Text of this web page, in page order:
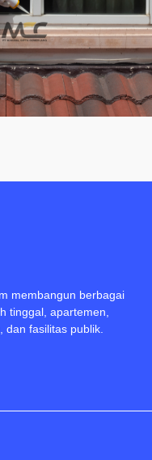
membangun berbagai
tinggal, apartemen,
dan fasilitas publik.